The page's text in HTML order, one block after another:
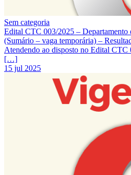
Sem categoria
Edital CTC 003/2025 – Departamento
(Sumário – vaga temporária) –
Atendendo ao disposto no Edital
[…]
15 jul 2025